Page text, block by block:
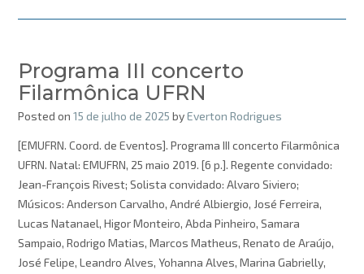
Programa III concerto
Filarmônica UFRN
Posted on 15 de julho de 2025 byEverton Rodrigues
[EMUFRN. Coord. de Eventos]. Programa III concerto Filarmônica
UFRN. Natal: EMUFRN, 25 maio 2019. [6 p.]. Regente convidado:
Jean-François Rivest; Solista convidado: Alvaro Siviero;
Músicos: Anderson Carvalho, André Albiergio, José Ferreira,
Lucas Natanael, Higor Monteiro, Abda Pinheiro, Samara
Sampaio, Rodrigo Matias, Marcos Matheus, Renato de Araújo,
José Felipe, Leandro Alves, Yohanna Alves, Marina Gabrielly,